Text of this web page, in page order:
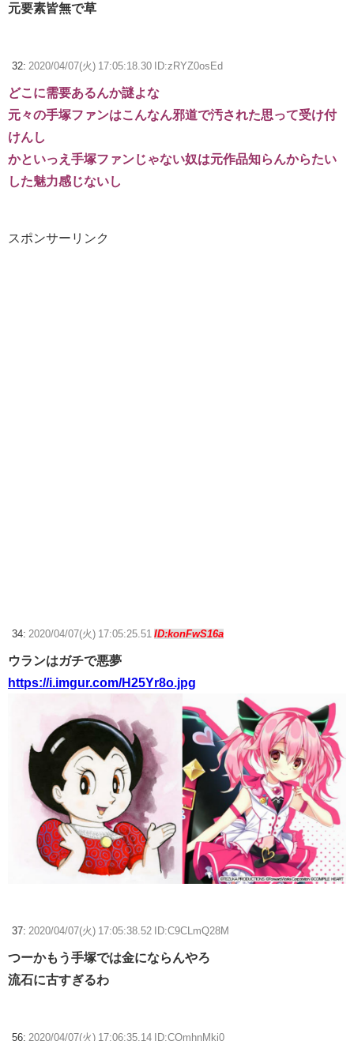
元要素皆無で草
32: 2020/04/07(火) 17:05:18.30 ID:zRYZ0osEd
どこに需要あるんか謎よな
元々の手塚ファンはこんなん邪道で汚された思って受け付
けんし
かといっえ手塚ファンじゃない奴は元作品知らんからたい
した魅力感じないし
スポンサーリンク
34: 2020/04/07(火) 17:05:25.51 ID:konFwS16a
ウランはガチで悪夢
https://i.imgur.com/H25Yr8o.jpg
37: 2020/04/07(火) 17:05:38.52 ID:C9CLmQ28M
つーかもう手塚では金にならんやろ
流石に古すぎるわ
56: 2020/04/07(火) 17:06:35.14 ID:COmhnMkj0